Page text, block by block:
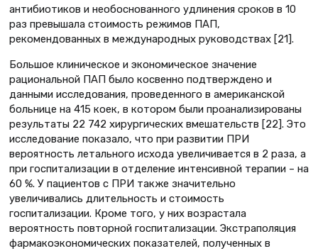
антибиотиков и необоснованного удлинения сроков в 10
раз превышала стоимость режимов ПАП,
рекомендованных в международных руководствах [21].
Большое клиническое и экономическое значение
рациональной ПАП было косвенно подтверждено и
данными исследования, проведенного в американской
больнице на 415 коек, в котором были проанализированы
результаты 22 742 хирургических вмешательств [22]. Это
исследование показало, что при развитии ПРИ
вероятность летального исхода увеличивается в 2 раза, а
при госпитализации в отделение интенсивной терапии – на
60 %. У пациентов с ПРИ также значительно
увеличивались длительность и стоимость
госпитализации. Кроме того, у них возрастала
вероятность повторной госпитализации. Экстраполяция
фармакоэкономических показателей, полученных в